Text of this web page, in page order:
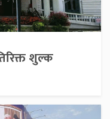
शुल्क